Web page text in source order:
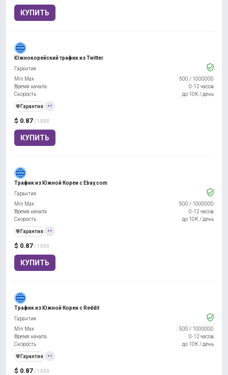
КУПИТЬ
Южнокорейский трафик из Twitter
$ 0.87 / 1000
КУПИТЬ
Гарантия
Min Max
500 / 1000000
Время начала
0-12 часов
Скорость
до 10К / день
️🛡️ Гарантия +1
Трафик из Южной Кореи с Ebay.com
$ 0.87 / 1000
КУПИТЬ
Гарантия
Min Max
500 / 1000000
Время начала
0-12 часов
Скорость
до 10К / день
️🛡️ Гарантия +1
Трафик из Южной Кореи с Reddit
$ 0.87 / 1000
Гарантия
Min Max
500 / 1000000
Время начала
0-12 часов
Скорость
до 10К / день
️🛡️ Гарантия +1